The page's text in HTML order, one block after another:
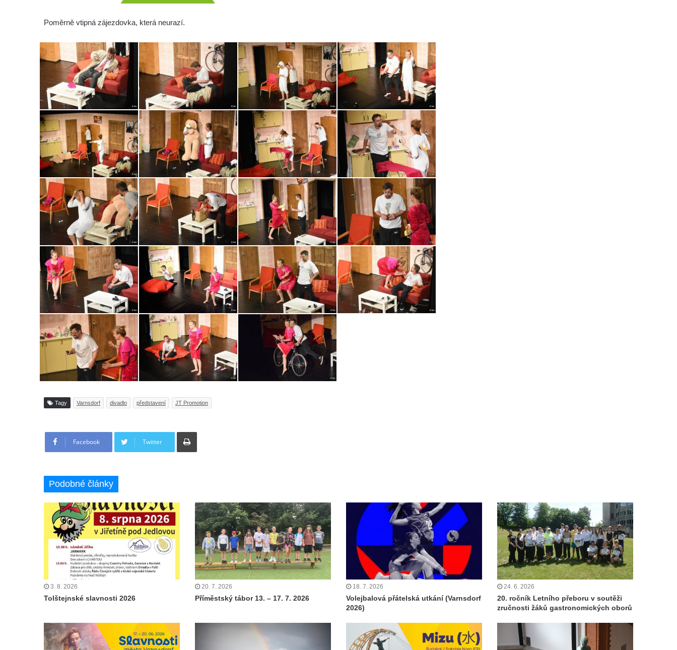
Poměrně vtipná zájezdovka, která neurazí.
Tagy Varnsdorf divadlo představení JT Promotion
Facebook Twitter
Tisknout
Podobné články
3. 8. 2026
Tolštejnské slavnosti 2026
20. 7. 2026
Příměstský tábor 13. – 17. 7. 2026
18. 7. 2026
Volejbalová přátelská utkání (Varnsdorf
2026)
24. 6. 2026
20. ročník Letního přeboru v soutěži
zručnosti žáků gastronomických oborů